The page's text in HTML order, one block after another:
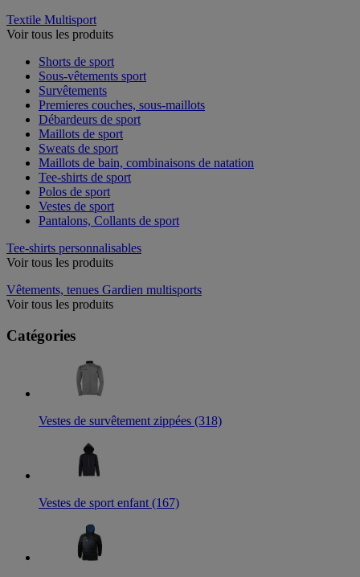
Textile Multisport
Voir tous les produits
Shorts de sport
Sous-vêtements sport
Survêtements
Premieres couches, sous-maillots
Débardeurs de sport
Maillots de sport
Sweats de sport
Maillots de bain, combinaisons de natation
Tee-shirts de sport
Polos de sport
Vestes de sport
Pantalons, Collants de sport
Tee-shirts personnalisables
Voir tous les produits
Vêtements, tenues Gardien multisports
Voir tous les produits
Catégories
Vestes de survêtement zippées (318)
Vestes de sport enfant (167)